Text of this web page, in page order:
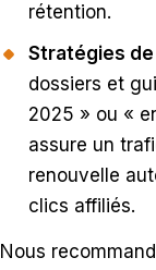
rétention.
Stratégies
dossiers et
2025 » ou «
assure un
renouvelle
clics affiliés.
Nous